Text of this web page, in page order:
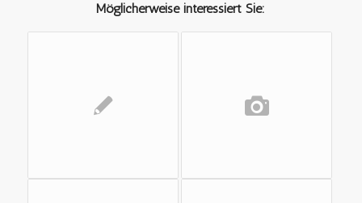
Möglicherweise interessiert Sie: